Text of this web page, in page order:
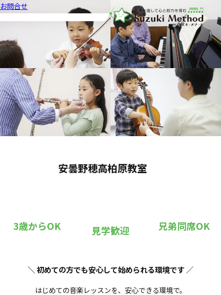
音楽教室スズキ・メソード | 公益
お問合せ
安曇野穂高柏原教室
3歳からOK 見学歓迎 兄弟同席OK
＼ 初めての方でも安心して始められる環境です／
はじめての音楽レッスンを、安心できる環境で。